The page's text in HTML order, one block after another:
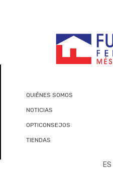
QUIÉNES SOMOS
NOTICIAS
OPTICONSEJOS
TIENDAS
ES